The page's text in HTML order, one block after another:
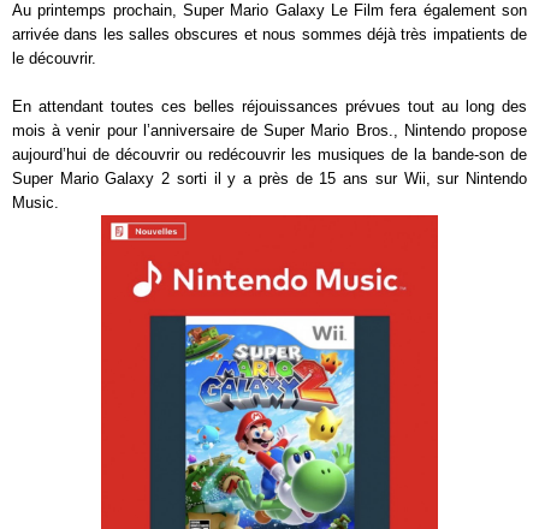
Au printemps prochain, Super Mario Galaxy Le Film fera également son
arrivée dans les salles obscures et nous sommes déjà très impatients de
le découvrir.
En attendant toutes ces belles réjouissances prévues tout au long des
mois à venir pour l’anniversaire de Super Mario Bros., Nintendo propose
aujourd’hui de découvrir ou redécouvrir les musiques de la bande-son de
Super Mario Galaxy 2 sorti il y a près de 15 ans sur Wii, sur Nintendo
Music.